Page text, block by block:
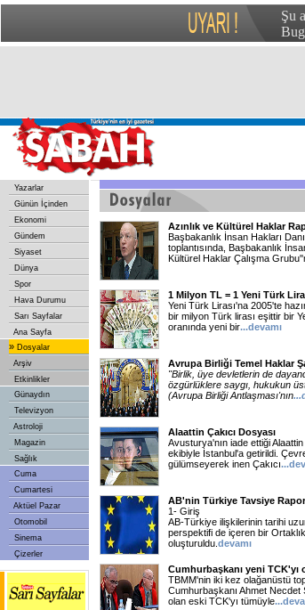
Şu
Yazarlar
Günün İçinden
Ekonomi
Gündem
Siyaset
Dünya
Spor
Hava Durumu
Sarı Sayfalar
Ana Sayfa
» Dosyalar
Arşiv
Etkinlikler
Günaydın
Televizyon
Astroloji
Magazin
Sağlık
Cuma
Cumartesi
Aktüel Pazar
Otomobil
Sinema
Çizerler
Azınlık ve Kültürel Haklar
Başbakanlık İnsan Hakları
toplantısında, Başbakanlık
Kültürel Haklar Çalışma
1 Milyon TL = 1 Yeni Türk
Yeni Türk Lirası'na 2005'te
bir milyon Türk lirası eşittir bir
oranında yeni bir...devamı
Avrupa Birliği Temel Haklar
"Birlik, üye devletlerin de
özgürlüklere saygı, hukukun
(Avrupa Birliği Antlaşması'nın
Alaattin Çakıcı Dosyası
Avusturya'nın iade ettiği
ekibiyle İstanbul'a getirildi.
gülümseyerek inen Çakıcı
AB'nin Türkiye Tavsiye
1- Giriş
AB-Türkiye ilişkilerinin tarihi
perspektifi de içeren bir
oluşturuldu. devamı
Cumhurbaşkanı yeni TCK'yı
TBMM'nin iki kez olağanüstü
Cumhurbaşkanı Ahmet Necdet
olan eski TCK'yı tümüyle